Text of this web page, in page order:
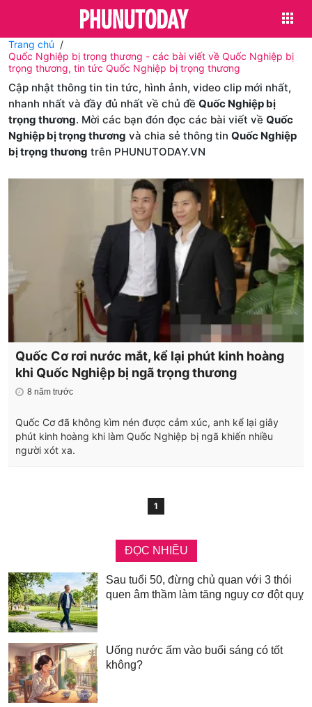
Trang chủ
Quốc Nghiệp bị trọng thương - các bài viết về Quốc Nghiệp bị
trọng thương, tin tức Quốc Nghiệp bị trọng thương
Cập nhật thông tin tin tức, hình ảnh, video clip mới nhất,
nhanh nhất và đầy đủ nhất về chủ đề Quốc Nghiệp bị
trọng thương. Mời các bạn đón đọc các bài viết về Quốc
Nghiệp bị trọng thương và chia sẻ thông tin Quốc Nghiệp
bị trọng thương trên PHUNUTODAY.VN
Quốc Cơ rơi nước mắt, kể lại phút kinh hoàng
khi Quốc Nghiệp bị ngã trọng thương
8 năm trước
Quốc Cơ đã không kìm nén được cảm xúc, anh kể lại giây
phút kinh hoàng khi làm Quốc Nghiệp bị ngã khiến nhiều
người xót xa.
1
ĐỌC NHIỀU
Sau tuổi 50, đừng chủ quan với 3 thói
quen âm thầm làm tăng nguy cơ đột quỵ
Uống nước ấm vào buổi sáng có tốt
không?